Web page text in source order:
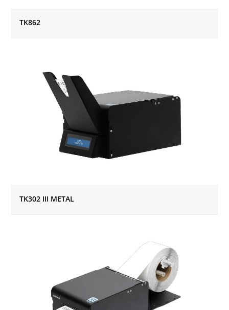
TK862
TK302 III METAL